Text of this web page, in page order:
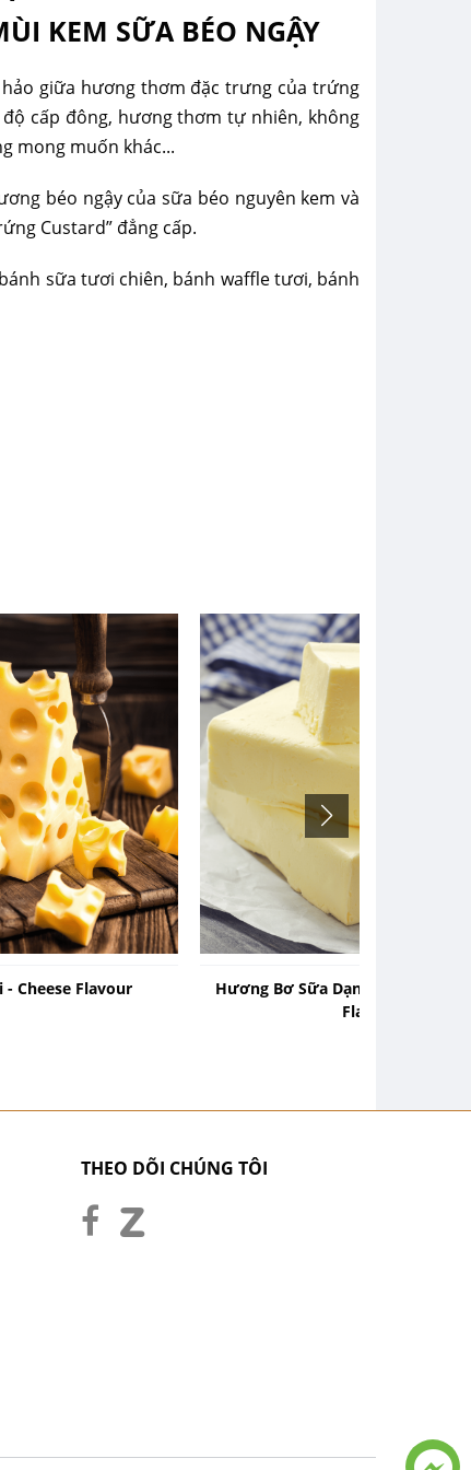
KEM SỮA BÉO NGẬY
giữa hương thơm đặc trưng của trứng
cấp đông, hương thơm tự nhiên, không
mong muốn khác...
béo ngậy của sữa béo nguyên kem và
Custard” đẳng cấp.
sữa tươi chiên, bánh waffle tươi, bánh
Cheese Flavour
Hương Bơ Sữa Dạng Bột - Butter
Flavour
THEO DÕI CHÚNG TÔI